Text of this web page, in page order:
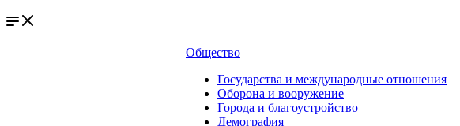
Общество
Государства и международные отношения
Оборона и вооружение
Города и благоустройство
Демография